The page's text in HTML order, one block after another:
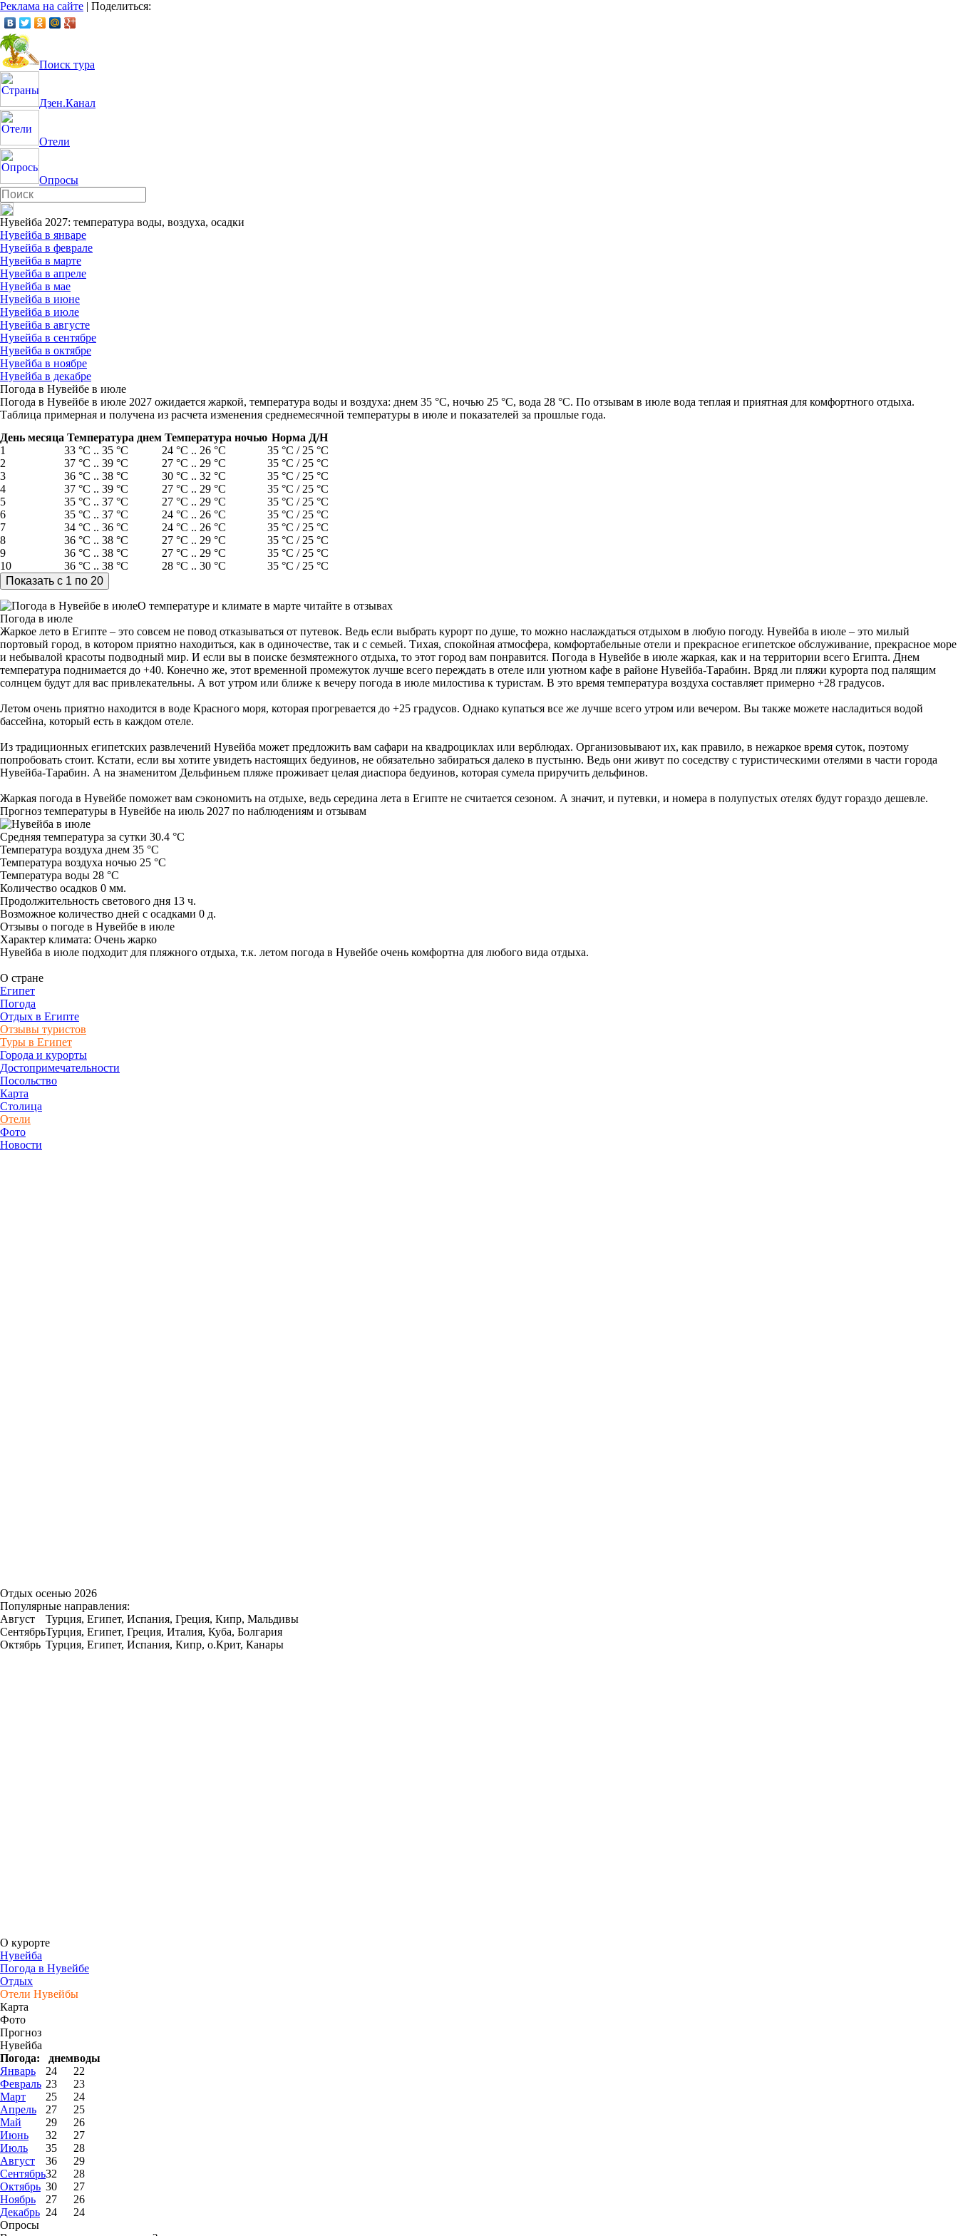
Реклама на сайте | Поделиться:
Поиск тура
Дзен.Канал
Отели
Опросы
Нувейба 2027: температура воды, воздуха, осадки
Нувейба в январе
Нувейба в феврале
Нувейба в марте
Нувейба в апреле
Нувейба в мае
Нувейба в июне
Нувейба в июле
Нувейба в августе
Нувейба в сентябре
Нувейба в октябре
Нувейба в ноябре
Нувейба в декабре
Погода в Нувейбе в июле
Погода в Нувейбе в июле 2027 ожидается жаркой, температура воды и воздуха: днем 35 °C, ночью 25 °C, вода 28 °C. По отзывам в июле вода теплая и приятная для комфортного отдыха.
Таблица примерная и получена из расчета изменения среднемесячной температуры в июле и показателей за прошлые года.
День месяца Температура днем Температура ночью Норма Д/Н
1
33 °C .. 35 °C 24 °C .. 26 °C
35 °C / 25 °C
2
37 °C .. 39 °C 27 °C .. 29 °C
35 °C / 25 °C
3
36 °C .. 38 °C 30 °C .. 32 °C
35 °C / 25 °C
4
37 °C .. 39 °C 27 °C .. 29 °C
35 °C / 25 °C
5
35 °C .. 37 °C 27 °C .. 29 °C
35 °C / 25 °C
6
35 °C .. 37 °C 24 °C .. 26 °C
35 °C / 25 °C
7
34 °C .. 36 °C 24 °C .. 26 °C
35 °C / 25 °C
8
36 °C .. 38 °C 27 °C .. 29 °C
35 °C / 25 °C
9
36 °C .. 38 °C 27 °C .. 29 °C
35 °C / 25 °C
10
36 °C .. 38 °C 28 °C .. 30 °C 35 °C / 25 °C
О температуре и климате в марте читайте в отзывах
Погода в июле
Жаркое лето в Египте – это совсем не повод отказываться от путевок. Ведь если выбрать курорт по душе, то можно наслаждаться отдыхом в любую погоду. Нувейба в июле – это милый
портовый город, в котором приятно находиться, как в одиночестве, так и с семьей. Тихая, спокойная атмосфера, комфортабельные отели и прекрасное египетское обслуживание, прекрасное море
и небывалой красоты подводный мир. И если вы в поиске безмятежного отдыха, то этот город вам понравится. Погода в Нувейбе в июле жаркая, как и на территории всего Египта. Днем
температура поднимается до +40. Конечно же, этот временной промежуток лучше всего переждать в отеле или уютном кафе в районе Нувейба-Тарабин. Вряд ли пляжи курорта под палящим
солнцем будут для вас привлекательны. А вот утром или ближе к вечеру погода в июле милостива к туристам. В это время температура воздуха составляет примерно +28 градусов.
Летом очень приятно находится в воде Красного моря, которая прогревается до +25 градусов. Однако купаться все же лучше всего утром или вечером. Вы также можете насладиться водой
бассейна, который есть в каждом отеле.
Из традиционных египетских развлечений Нувейба может предложить вам сафари на квадроциклах или верблюдах. Организовывают их, как правило, в нежаркое время суток, поэтому
попробовать стоит. Кстати, если вы хотите увидеть настоящих бедуинов, не обязательно забираться далеко в пустыню. Ведь они живут по соседству с туристическими отелями в части города
Нувейба-Тарабин. А на знаменитом Дельфиньем пляже проживает целая диаспора бедуинов, которая сумела приручить дельфинов.
Жаркая погода в Нувейбе поможет вам сэкономить на отдыхе, ведь середина лета в Египте не считается сезоном. А значит, и путевки, и номера в полупустых отелях будут гораздо дешевле.
Прогноз температуры в Нувейбе на июль 2027 по наблюдениям и отзывам
Средняя температура за сутки 30.4 °C
Температура воздуха днем 35 °C
Температура воздуха ночью 25 °C
Температура воды 28 °C
Количество осадков 0 мм.
Продолжительность светового дня 13 ч.
Возможное количество дней с осадками 0 д.
Отзывы о погоде в Нувейбе в июле
Характер климата: Очень жарко
Нувейба в июле подходит для пляжного отдыха, т.к. летом погода в Нувейбе очень комфортна для любого вида отдыха.
О стране
Египет
Погода
Отдых в Египте
Отзывы туристов
Туры в Египет
Города и курорты
Достопримечательности
Посольство
Карта
Столица
Отели
Фото
Новости
Отдых осенью 2026
Популярные направления:
Август
Турция, Египет, Испания, Греция, Кипр, Мальдивы
СентябрьТурция, Египет, Греция, Италия, Куба, Болгария
Октябрь Турция, Египет, Испания, Кипр, о.Крит, Канары
О курорте
Нувейба
Погода в Нувейбе
Отдых
Отели Нувейбы
Карта
Фото
Прогноз
Нувейба
Погода:
днемводы
Январь
24
22
Февраль 23
23
Март
25
24
Апрель
27
25
Май
29
26
Июнь
32
27
Июль
35
28
Август
36
29
Сентябрь32
28
Октябрь 30
27
Ноябрь
27
26
Декабрь 24
24
Опросы